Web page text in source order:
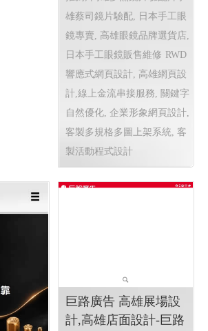
雄蔡司鏡片驗配, 日本手工眼
鏡專賣, 高雄眼鏡品牌選貨店,
日本手工眼鏡販售維修 RWD
響應式網頁設計, 高雄網頁設
計,線上金流串接服務, 關鍵字
自然優化, 企業形象網頁設計,
客製多規格多圖上架系統, 客
製活動程式設計
巨路廣告 高雄展場設
計,高雄店面設計-巨路